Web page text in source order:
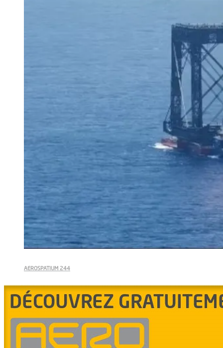
AEROSPATIUM 244